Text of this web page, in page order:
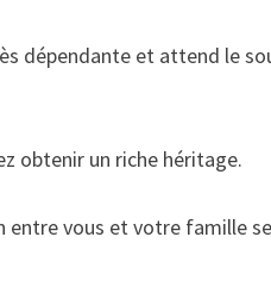
dépendante et attend le
obtenir un riche héritage.
entre vous et votre famille